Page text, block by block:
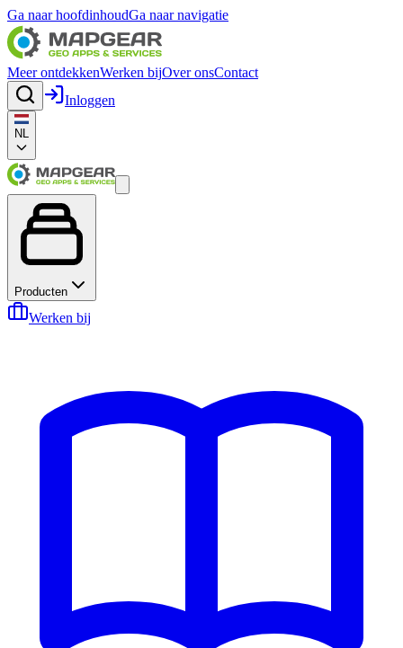
Ga naar hoofdinhoudGa naar navigatie
Meer ontdekkenWerken bijOver onsContact
Inloggen
NL
Producten
Werken bij